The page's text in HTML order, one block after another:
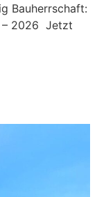
Bauherrschaft:
– 2026 Jetzt